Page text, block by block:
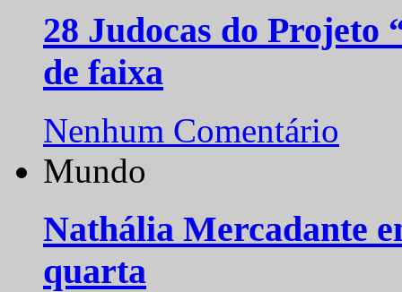
28 Judocas do
de faixa
Nenhum Comentário
Mundo
Nathália Mercadante
quarta